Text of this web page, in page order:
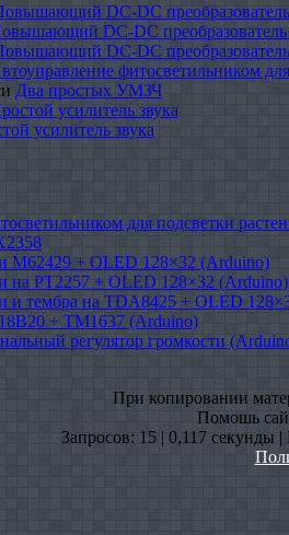
DC-DC
DC-DC
DC-DC
фитосветильником
Два простых УМЗЧ
усилитель звука
усилитель звука
для подсветки
M62429 + OLED 128×32 (Arduino)
на PT2257 + OLED 128×32 (Arduino)
и тембра на TDA8425 + OLED
+ TM1637 (Arduino)
регулятор громкости
При копировании
Помошь
Запросов: 15 | 0,117 секунды